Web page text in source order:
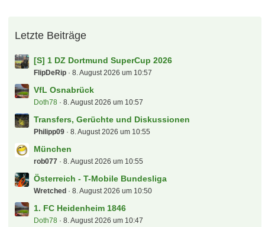
Letzte Beiträge
[S] 1 DZ Dortmund SuperCup 2026
FlipDeRip 8. August 2026 um 10:57
VfL Osnabrück
Doth78 8. August 2026 um 10:57
Transfers, Gerüchte und Diskussionen
Philipp09 8. August 2026 um 10:55
München
rob077 8. August 2026 um 10:55
Österreich - T-Mobile Bundesliga
Wretched 8. August 2026 um 10:50
1. FC Heidenheim 1846
Doth78 8. August 2026 um 10:47